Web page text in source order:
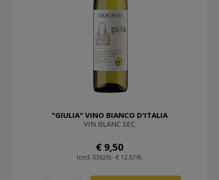
"GIULIA" VINO BIANCO D'ITALIA
VIN BLANC SEC
€ 9,50
(cod. 03626) - € 12,67/lt.